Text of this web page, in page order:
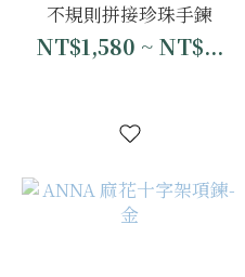
不規則拼接珍珠手鍊
NT$1,580 ~ NT$...